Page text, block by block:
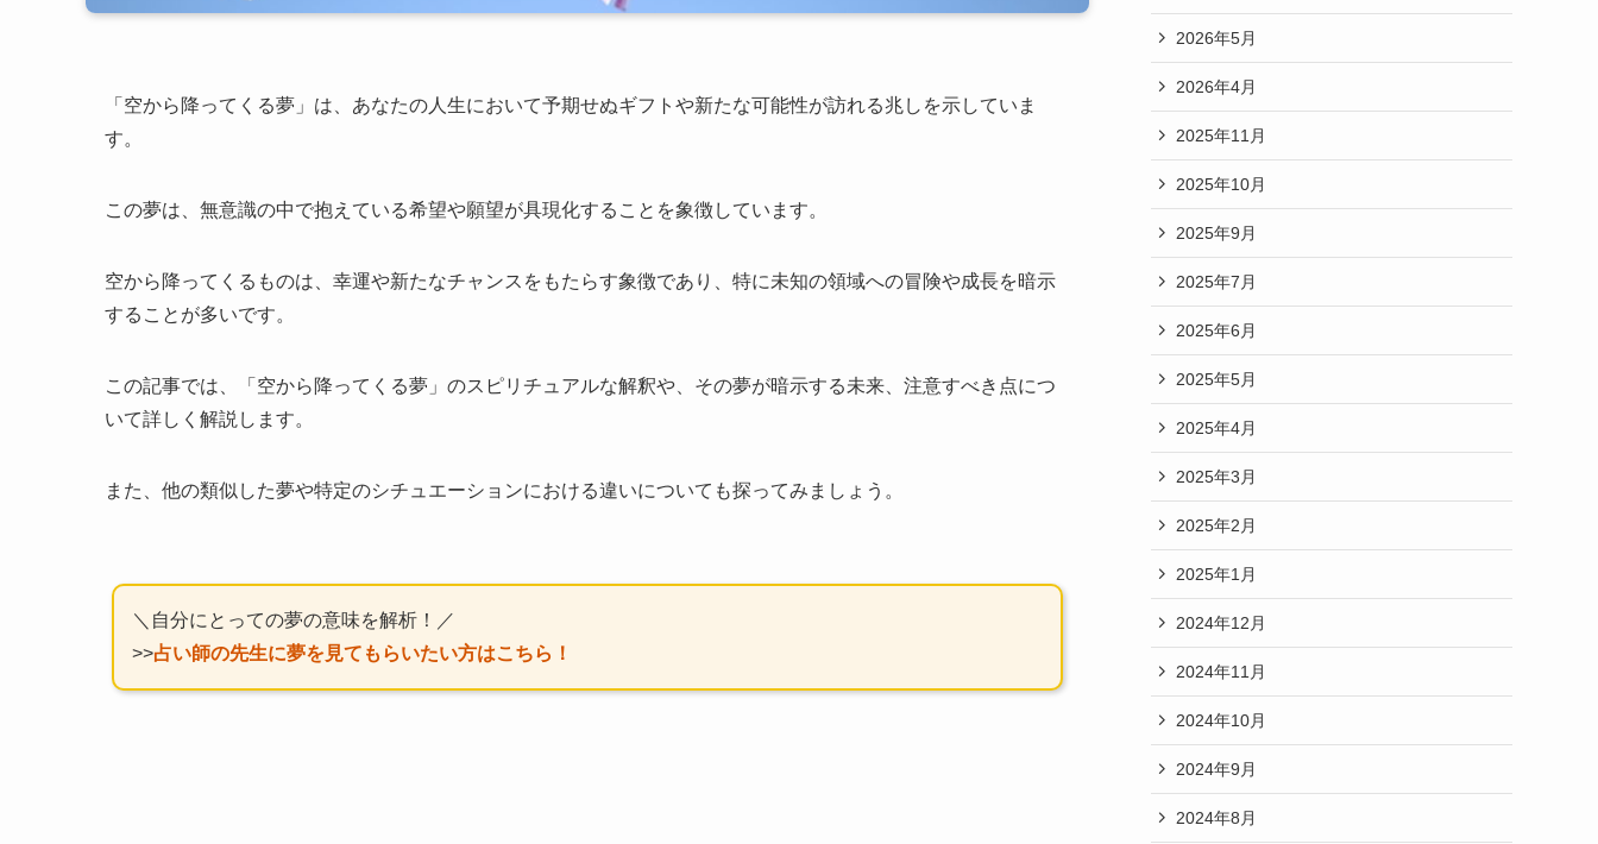
「空から降ってくる夢」は、あなたの人生において予期せぬギフトや新たな可能性が訪れる兆しを示していま
す。
この夢は、無意識の中で抱えている希望や願望が具現化することを象徴しています。
空から降ってくるものは、幸運や新たなチャンスをもたらす象徴であり、特に未知の領域への冒険や成長を暗示
することが多いです。
この記事では、「空から降ってくる夢」のスピリチュアルな解釈や、その夢が暗示する未来、注意すべき点につ
いて詳しく解説します。
また、他の類似した夢や特定のシチュエーションにおける違いについても探ってみましょう。
＼自分にとっての夢の意味を解析！／
>>占い師の先生に夢を見てもらいたい方はこちら！
2026年5月
2026年4月
2025年11月
2025年10月
2025年9月
2025年7月
2025年6月
2025年5月
2025年4月
2025年3月
2025年2月
2025年1月
2024年12月
2024年11月
2024年10月
2024年9月
2024年8月